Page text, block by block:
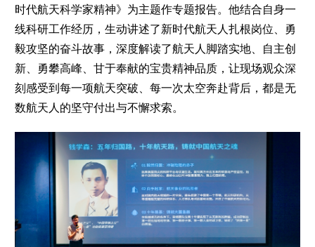
时代航天科学家精神》为主题作专题报告。他结合自身一
线科研工作经历，生动讲述了新时代航天人扎根岗位、勇
毅攻坚的奋斗故事，深度解读了航天人脚踏实地、自主创
新、勇攀高峰、甘于奉献的宝贵精神品质，让现场观众深
刻感受到每一项航天突破、每一次太空奔赴背后，都是无
数航天人的坚守付出与不懈求索。